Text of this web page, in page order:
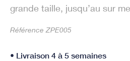
grande taille, jusqu’au sur
Référence ZPE005
• Livraison 4 à 5 semaines